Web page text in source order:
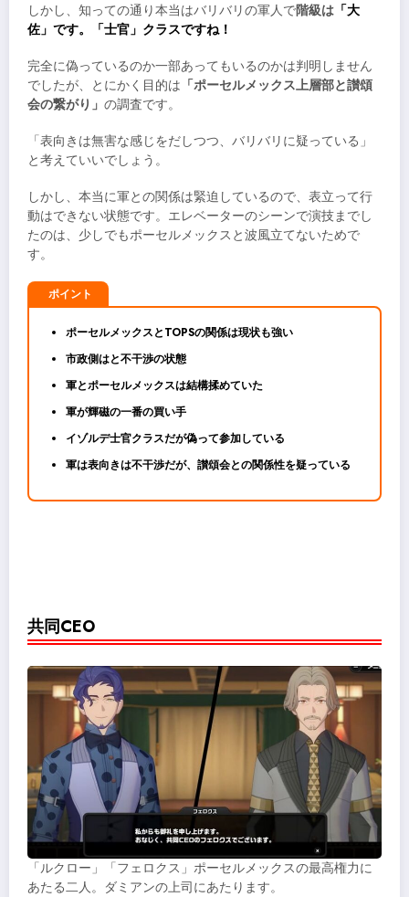
しかし、知っての通り本当はバリバリの軍人で階級は 「大
佐」です。「士官」クラスですね！
完全に偽っているのか一部あってもいるのかは判明しません
でしたが、とにかく目的は 「ポーセルメックス上層部と讃頌
会の繋がり」 の調査です。
「表向きは無害な感じをだしつつ、バリバリに疑っている」
と考えていいでしょう。
しかし、本当に軍との関係は緊迫しているので、表立って行
動はできない状態です。エレベーターのシーンで演技までし
たのは、少しでもポーセルメックスと波風立てないためで
す。
ポイント
ポーセルメックスとTOPSの関係は現状も強い
市政側はと不干渉の状態
軍とポーセルメックスは結構揉めていた
軍が輝磁の一番の買い手
イゾルデ士官クラスだが偽って参加している
軍は表向きは不干渉だが、讃頌会との関係性を疑っている
共同CEO
「ルクロー」「フェロクス」ポーセルメックスの最高権力に
あたる二人。ダミアンの上司にあたります。